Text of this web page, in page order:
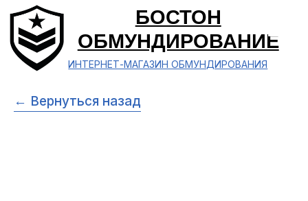
БОСТОН
ОБМУНДИРОВАНИЕ
ИНТЕРНЕТ-МАГАЗИН ОБМУНДИРОВАНИЯ
← Вернуться назад